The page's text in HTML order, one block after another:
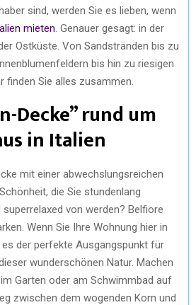
sind, werden Sie es lieben, wenn
mieten . Genauer gesagt: in der
Ostküste. Von Sandstränden bis zu
bis hin zu riesigen
finden Sie alles zusammen.
Decke” rund um
in Italien
mit einer abwechslungsreichen
die Sie stundenlang
von werden? Belfiore
Wenn Sie Ihre Wohnung hier in
der perfekte Ausgangspunkt für
wunderschönen Natur. Machen
Garten oder am Schwimmbad auf
zwischen dem wogenden Korn und